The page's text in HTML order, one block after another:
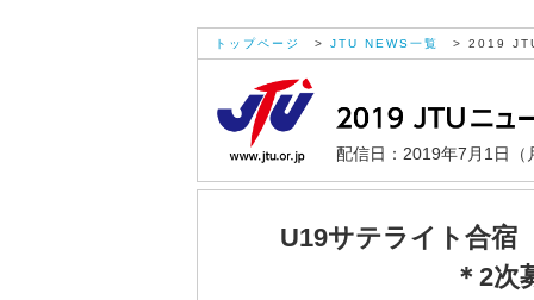
トップページ > JTU NEWS一覧 > 2019
配信日：2019年7月1日（
U19サテライト合宿
＊2次